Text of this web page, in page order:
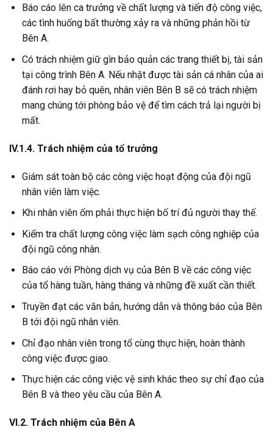
Báo cáo lên ca trưởng về chất lượng và tiến độ công việc,
các tình huống bất thường xảy ra và những phản hồi từ
Bên A.
Có trách nhiệm giữ gìn bảo quản các trang thiết bị, tài sản
tại công trình Bên A. Nếu nhặt được tài sản cá nhân của ai
đánh rơi hay bỏ quên, nhân viên Bên B sẽ có trách nhiệm
mang chúng tới phòng bảo vệ để tìm cách trả lại người bị
mất.
IV.1.4. Trách nhiệm của tổ trưởng
Giám sát toàn bộ các công việc hoạt động của đội ngũ
nhân viên làm việc.
Khi nhân viên ốm phải thực hiện bố trí đủ người thay thế.
Kiểm tra chất lượng công việc làm sạch công nghiệp của
đội ngũ công nhân.
Báo cáo với Phòng dịch vụ của Bên B về các công việc
của tổ hàng tuần, hàng tháng và những đề xuất cần thiết.
Truyền đạt các văn bản, hướng dẫn và thông báo của Bên
B tới đội ngũ nhân viên.
Chỉ đạo nhân viên trong tổ cùng thực hiện, hoàn thành
công việc được giao.
Thực hiện các công việc vệ sinh khác theo sự chỉ đạo của
Bên B và theo yêu cầu của Bên A.
VI.2. Trách nhiệm của Bên A